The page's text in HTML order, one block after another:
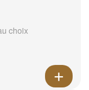
choix